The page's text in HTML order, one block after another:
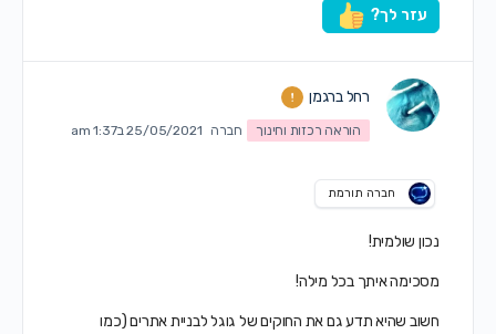
עזר לך?
רחל ברגמן
הוראה רכזות וחינוך חברה 25/05/2021 ב1:37 am
חברה תורמת
נכון שולמית!
מסכימה איתך בכל מילה!
חשוב שהיא תדע גם את החוקים של גוגל לבניית אתרים (כמו